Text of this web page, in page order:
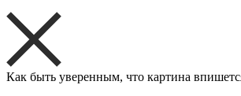
Как быть уверенным, что картина